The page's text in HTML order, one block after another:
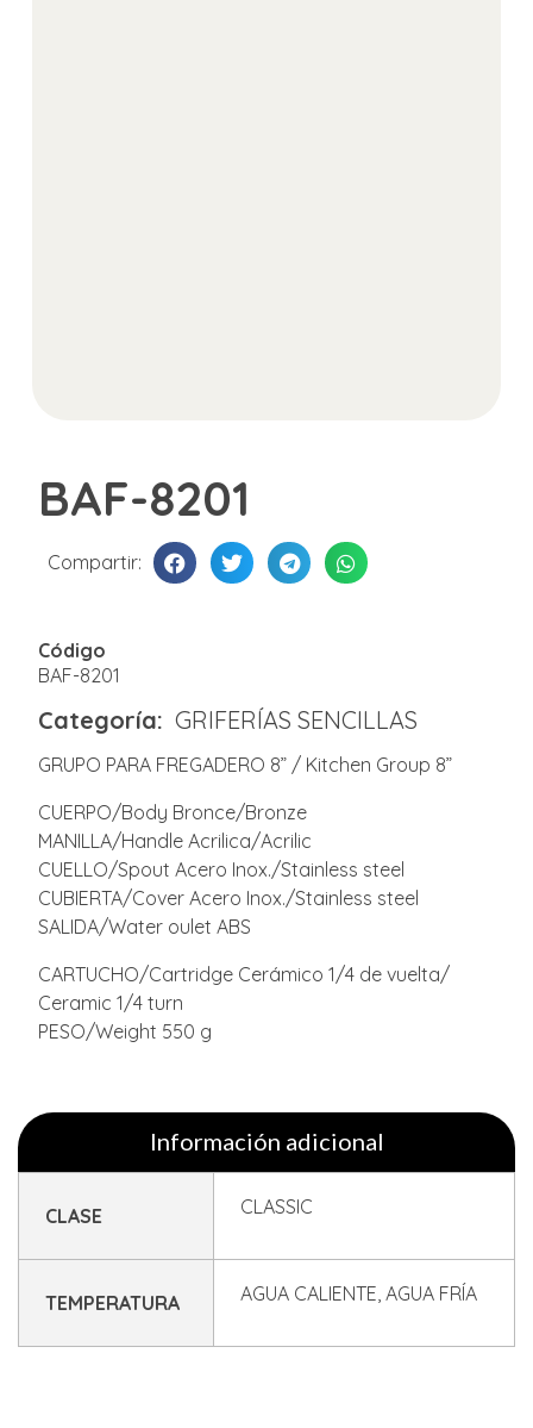
BAF-8201
Compartir:
Código
BAF-8201
Categoría: GRIFERÍAS SENCILLAS
GRUPO PARA FREGADERO 8” / Kitchen Group 8”
CUERPO/Body Bronce/Bronze
MANILLA/Handle Acrilica/Acrilic
CUELLO/Spout Acero Inox./Stainless steel
CUBIERTA/Cover Acero Inox./Stainless steel
SALIDA/Water oulet ABS
CARTUCHO/Cartridge Cerámico 1/4 de vuelta/
Ceramic 1/4 turn
PESO/Weight 550 g
Información adicional
CLASE CLASSIC
TEMPERATURA AGUA CALIENTE, AGUA FRÍA